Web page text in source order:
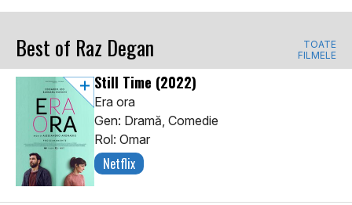
Best of Raz Degan
TOATE
FILMELE
Still Time (2022)
Era ora
Gen: Dramă, Comedie
Rol: Omar
Netflix